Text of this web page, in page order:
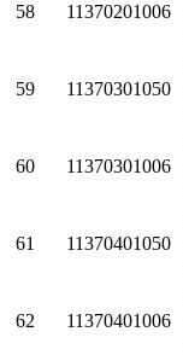
58 11370201006
59 11370301050
60 11370301006
61 11370401050
62 11370401006